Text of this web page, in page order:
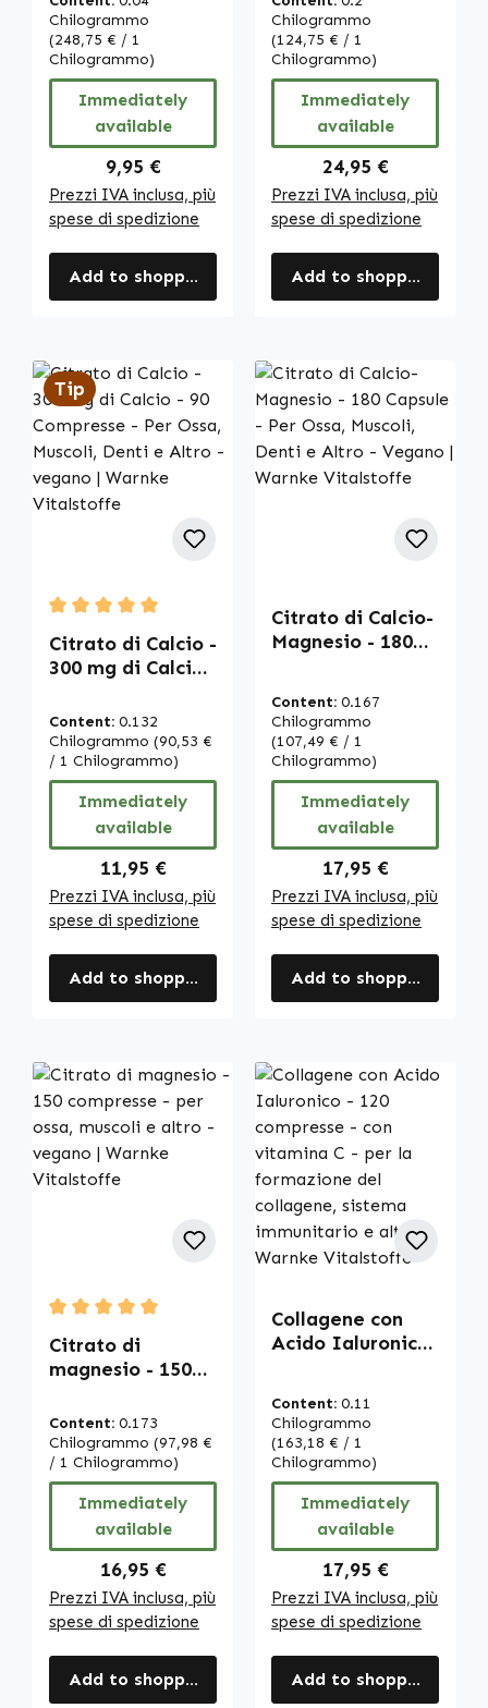
polvere di alga
Vulgaris - con
clorofilla -
vegano | Warnke
Vitalstoffe
Chilogrammo
(248,75 € / 1
Chilogrammo)
Immediately
available
Regular price:
9,95 €
Prezzi IVA inclusa, più
spese di spedizione
Add to shopping cart
polvere di alga
Vulgaris - con
clorofilla -
vegano | Warnke
Vitalstoffe
Chilogrammo
(124,75 € / 1
Chilogrammo)
Immediately
available
Regular price:
24,95 €
Prezzi IVA inclusa, più
spese di spedizione
Add to shopping cart
Tip
Average rating of 5 out of 5 stars
Citrato di Calcio -
300 mg di Calcio -
Per Ossa,
Muscoli, Denti e
Altro - vegano |
Warnke
Vitalstoffe
Content: 0.132
Chilogrammo (90,53 €
/ 1 Chilogrammo)
Immediately
available
Regular price:
11,95 €
Prezzi IVA inclusa, più
spese di spedizione
Add to shopping cart
Citrato di Calcio-
Magnesio - 180
Denti e Altro -
Vegano | Warnke
Vitalstoffe
Content: 0.167
Chilogrammo
(107,49 € / 1
Chilogrammo)
Immediately
available
Regular price:
17,95 €
Prezzi IVA inclusa, più
spese di spedizione
Add to shopping cart
Average rating of 5 out of 5 stars
Citrato di
magnesio - 150
ossa, muscoli e
altro - vegano |
Warnke
Vitalstoffe
Content: 0.173
Chilogrammo (97,98 €
/ 1 Chilogrammo)
Immediately
available
Regular price:
16,95 €
Prezzi IVA inclusa, più
spese di spedizione
Add to shopping cart
Collagene con
Acido Ialuronico
per la
formazione del
collagene,
sistema
immunitario e
altro | Warnke
Vitalstoffe
Content: 0.11
Chilogrammo
(163,18 € / 1
Chilogrammo)
Immediately
available
Regular price:
17,95 €
Prezzi IVA inclusa, più
spese di spedizione
Add to shopping cart